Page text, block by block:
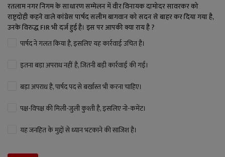
रतलाम नगर निगम के साधारण सम्मेलन में वीर विनायक दामोदर सावरकर को
राष्ट्रदोही कहने वाले कांग्रेस पार्षद सलीम बागवान को सदन से बाहर कर दिया गया है,
उनके विरुद्ध FIR भी दर्ज हुई है। इस पर आपकी क्या राय है ?
पार्षद ने गलत किया है, इसलिए यह कार्रवाई उचित है।
इतना बड़ा अपराध नहीं है, जितनी बड़ी कार्रवाई की गई।
बड़ा अपराध है, पार्षद पद से बर्खास्त भी करना चाहिए।
पक्ष-विपक्ष की मिली-जुली कुश्ती है, इसलिए नो-कमेंट।
यह जनहित के मुद्दों से ध्यान भटकाने की साजिश है।